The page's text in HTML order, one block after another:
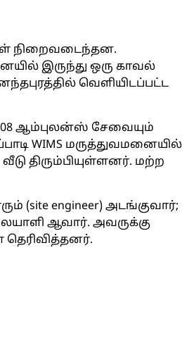
நிறைவடைந்தன.
இருந்து ஒரு காவல்
வெளியிடப்பட்ட
108 ஆம்புலன்ஸ் சேவையும்
WIMS மருத்துவமனையில்
திரும்பியுள்ளனர். மற்ற
engineer) அடங்குவார்;
ஆவார். அவருக்கு